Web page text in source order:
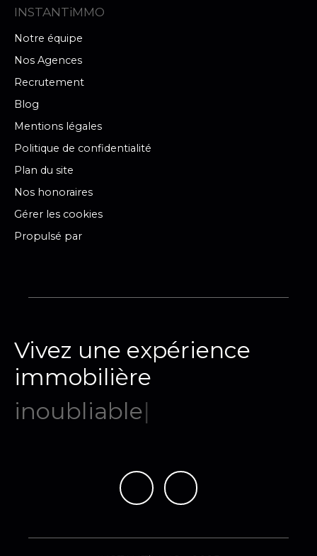
INSTANTiMMO
Notre équipe
Nos Agences
Recrutement
Blog
Mentions légales
Politique de confidentialité
Plan du site
Nos honoraires
Gérer les cookies
Propulsé par
Vivez une expérience
immobilière
mémor|